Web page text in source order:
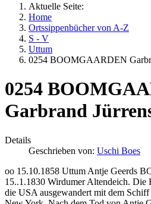
Aktuelle Seite:
Home
Ortssippenbücher von A-Z
S - V
Uttum
0254 BOOMGAARDEN
0254
Garbrand
Details
Geschrieben von: Uschi Boes
oo 15.10.1858 Uttum Antje Geerds
15..1.1830 Wirdumer Altendeich. Die
die USA ausgewandert mit dem